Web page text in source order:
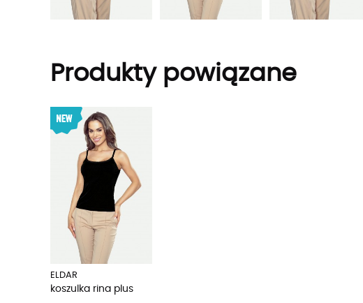
Produkty powiązane
ELDAR
koszulka rina plus